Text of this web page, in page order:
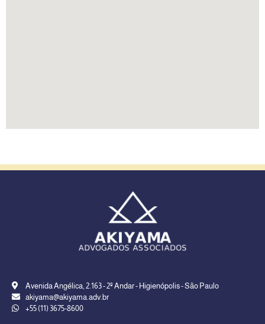
Avenida Angélica, 2.163 - 2º Andar - Higienópolis - São Paulo
akiyama@akiyama.adv.br
+55 (11) 3675-8600